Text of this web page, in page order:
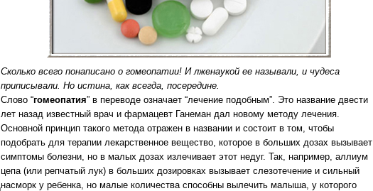
Сколько всего понаписано о гомеопатии! И лженаукой ее называли, и чудеса
приписывали. Но истина, как всегда, посередине.
Слово “гомеопатия” в переводе означает “лечение подобным”. Это название двести
лет назад известный врач и фармацевт Ганеман дал новому методу лечения.
Основной принцип такого метода отражен в названии и состоит в том, чтобы
подобрать для терапии лекарственное вещество, которое в больших дозах вызывает
симптомы болезни, но в малых дозах излечивает этот недуг. Так, например, аллиум
цепа (или репчатый лук) в больших дозировках вызывает слезотечение и сильный
насморк у ребенка, но малые количества способны вылечить малыша, у которого